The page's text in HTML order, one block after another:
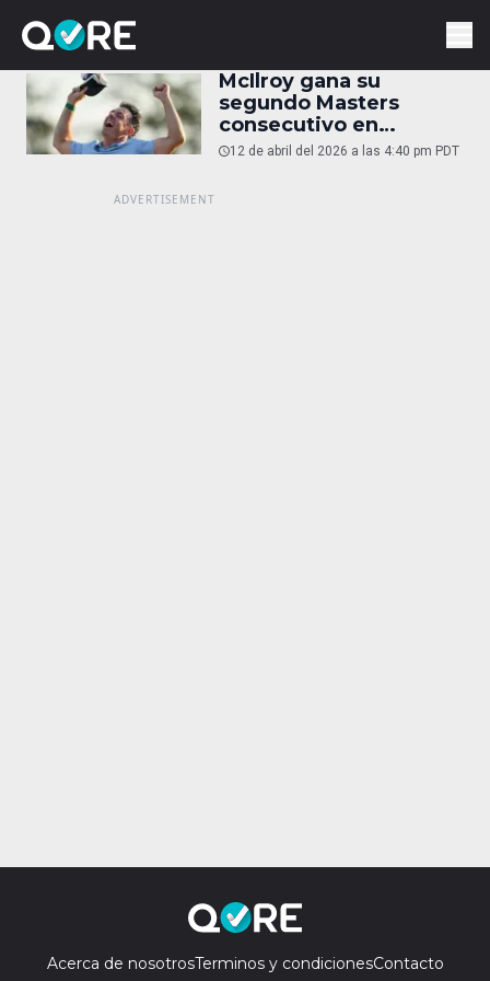
McIlroy gana su
segundo Masters
consecutivo en
Augusta
12 de abril del 2026 a las 4:40 pm PDT
Acerca de nosotrosTerminos y condicionesContacto